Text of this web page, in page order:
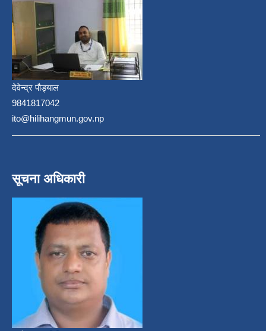
देवेन्द्र पौड्याल
9841817042
ito@hilihangmun.gov.np
सूचना अधिकारी